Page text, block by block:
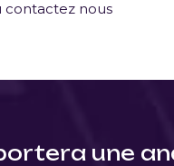
nous
une